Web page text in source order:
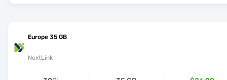
Europe 35 GB
NextLink